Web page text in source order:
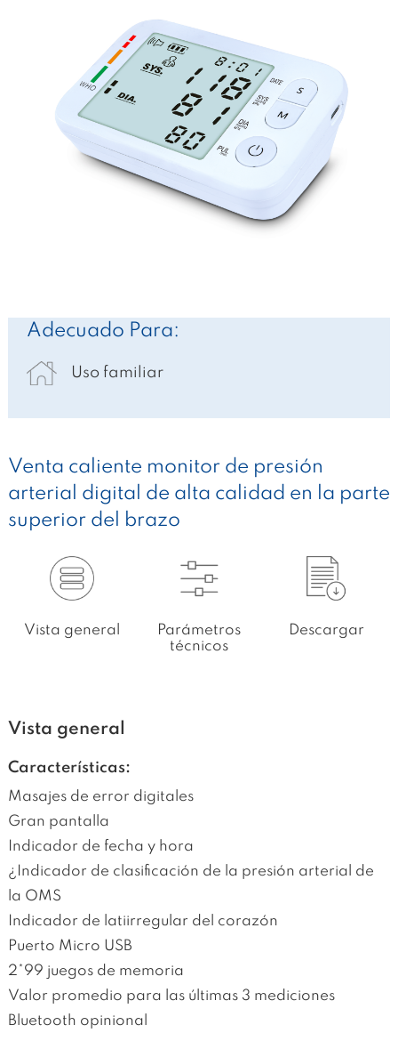
Adecuado Para:
Uso familiar
Venta caliente monitor de presión
arterial digital de alta calidad en la parte
superior del brazo
Vista general
Parámetros
técnicos
Descargar
Vista general
Características:
Masajes de error digitales
Gran pantalla
Indicador de fecha y hora
¿Indicador de clasificación de la presión arterial de
la OMS
Indicador de latiirregular del corazón
Puerto Micro USB
2*99 juegos de memoria
Valor promedio para las últimas 3 mediciones
Bluetooth opinional